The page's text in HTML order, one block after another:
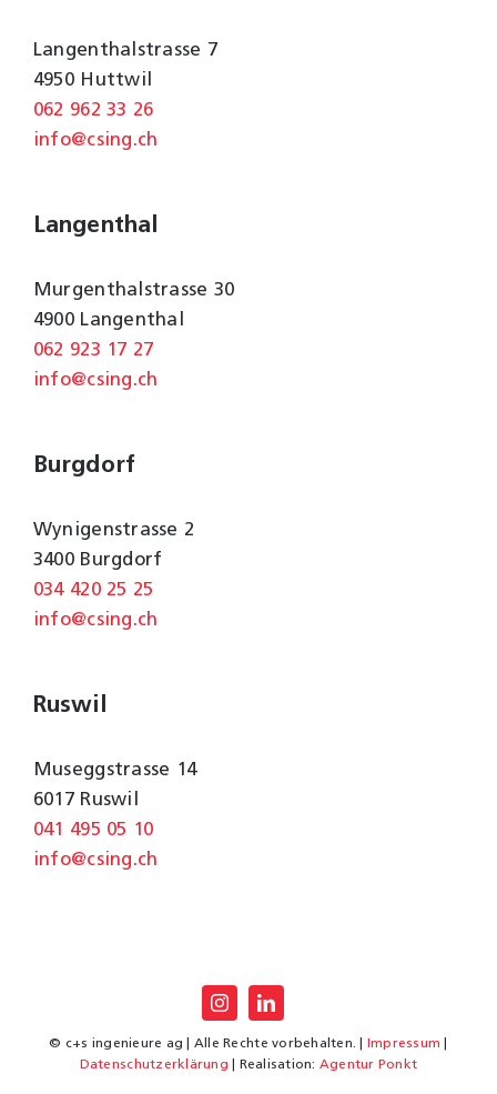
Langenthalstrasse 7
4950 Huttwil
062 962 33 26
info@csing.ch
Langenthal
Murgenthalstrasse 30
4900 Langenthal
062 923 17 27
info@csing.ch
Burgdorf
Wynigenstrasse 2
3400 Burgdorf
034 420 25 25
info@csing.ch
Ruswil
Museggstrasse 14
6017 Ruswil
041 495 05 10
info@csing.ch
© c+s ingenieure ag | Alle Rechte vorbehalten. | Impressum
Datenschutzerklärung | Realisation: Agentur Ponkt